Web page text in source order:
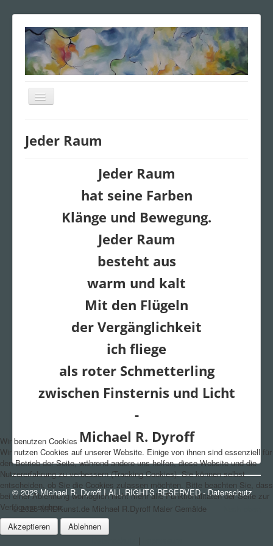
Navigation
Vita
Ausstellungen
Vierseitenbilder
Jeder Raum
Jeder Raum
hat seine Farben
Klänge und Bewegung.
Jeder Raum
besteht aus
warm und kalt
Mit den Flügeln
der Vergänglichkeit
ich fliege
als roter Schmetterling
zwischen Finsternis und Licht
-
Michael R. Dyroff
© 2023 Michael R. Dyroff I ALL RIGHTS RESERVED -Datenschutz
© 2026 MRDKunst.de Michael R.Dyroff Maler Gemälde
Wir benutzen Cookies
Wir nutzen Cookies auf unserer Website. Einige von ihnen sind essenziell für
den Betrieb der Seite, während andere uns helfen, diese Website und die
Nutzererfahrung zu verbessern (Tracking Cookies). Sie können selbst
entscheiden, ob Sie die Cookies zulassen möchten. Bitte beachten Sie, dass
bei einer Ablehnung womöglich nicht mehr alle Funktionalitäten der Seite zur
Verfügung stehen.
Akzeptieren
Ablehnen
|